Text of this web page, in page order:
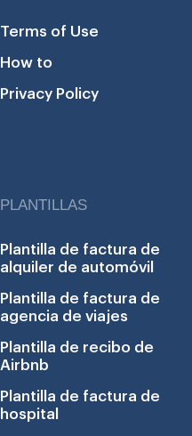
Terms of Use
How to
Privacy Policy
PLANTILLAS
Plantilla de factura de
alquiler de automóvil
Plantilla de factura de
agencia de viajes
Plantilla de recibo de
Airbnb
Plantilla de factura de
hospital